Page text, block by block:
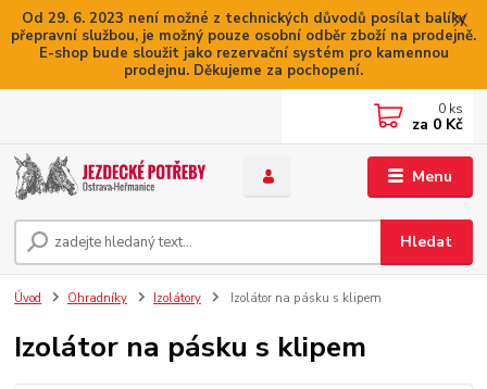
Od 29. 6. 2023 není možné z technických důvodů posílat balíky
přepravní službou, je možný pouze osobní odběr zboží na prodejně.
E-shop bude sloužit jako rezervační systém pro kamennou
prodejnu. Děkujeme za pochopení.
Menu
Hledat
0 ks
za 0 Kč
Úvod Ohradníky Izolátory Izolátor na pásku s klipem
Izolátor na pásku s klipem